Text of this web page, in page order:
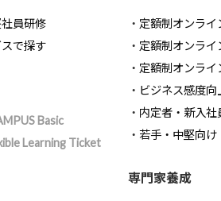
員研修
で探す
Basic
Learning Ticket
定額制オンライ
定額制オンライ
定額制オンライ
ビジネス感度向
内定者・新入社
若手・中堅向け
専門家養成